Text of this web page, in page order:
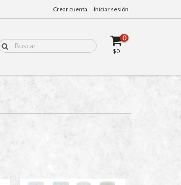
Crear cuenta Iniciar sesión
0
$0